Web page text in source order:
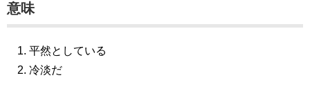
意味
平然としている
冷淡だ